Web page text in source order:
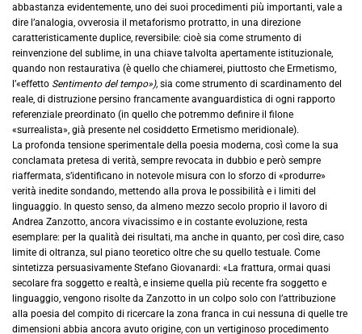
abbastanza evidentemente, uno dei suoi procedimenti più importanti, vale a
dire l’analogia, ovverosia il metaforismo protratto, in una direzione
caratteristicamente duplice, reversibile: cioè sia come strumento di
reinvenzione del sublime, in una chiave talvolta apertamente istituzionale,
quando non restaurativa (è quello che chiamerei, piuttosto che Ermetismo,
l’«effetto Sentimento del tempo»), sia come strumento di scardinamento del
reale, di distruzione persino francamente avanguardistica di ogni rapporto
referenziale preordinato (in quello che potremmo definire il filone
«surrealista», già presente nel cosiddetto Ermetismo meridionale).
La profonda tensione sperimentale della poesia moderna, così come la sua
conclamata pretesa di verità, sempre revocata in dubbio e però sempre
riaffermata, s’identificano in notevole misura con lo sforzo di «produrre»
verità inedite sondando, mettendo alla prova le possibilità e i limiti del
linguaggio. In questo senso, da almeno mezzo secolo proprio il lavoro di
Andrea Zanzotto, ancora vivacissimo e in costante evoluzione, resta
esemplare: per la qualità dei risultati, ma anche in quanto, per così dire, caso
limite di oltranza, sul piano teoretico oltre che su quello testuale. Come
sintetizza persuasivamente Stefano Giovanardi: «La frattura, ormai quasi
secolare fra soggetto e realtà, e insieme quella più recente fra soggetto e
linguaggio, vengono risolte da Zanzotto in un colpo solo con l’attribuzione
alla poesia del compito di ricercare la zona franca in cui nessuna di quelle tre
dimensioni abbia ancora avuto origine, con un vertiginoso procedimento